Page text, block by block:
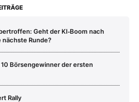
Geht der KI‑Boom nach
nächste Runde?
Börsengewinner der ersten
Rally